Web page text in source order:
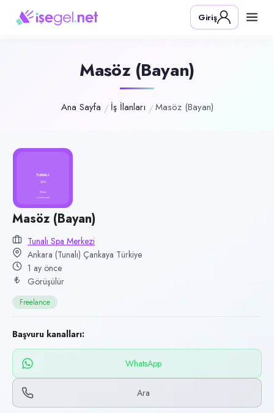
Pozisyon
Masöz (Bayan)
Temizlik & Hizmet
Yayın tarihi
1 Temmuz 2026
Son geçerlilik
29 Eylül 2026
Başvuru kanalları
WhatsApp, Telefon
İlan açıklaması
Ankara Çankaya Tunalı spa merkezimizde çift vardiyalı masöz
Giriş
Masöz (Bayan)
Ana Sayfa İş İlanları Masöz (Bayan)
Masöz (Bayan)
Tunalı Spa Merkezi
Ankara (Tunalı) Çankaya Türkiye
1 ay önce
Görüşülür
Freelance
Başvuru kanalları:
WhatsApp
Ara